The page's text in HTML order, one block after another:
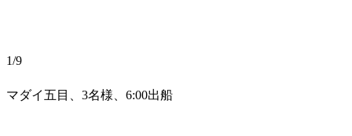
1/9
マダイ五目、3名様、6:00出船